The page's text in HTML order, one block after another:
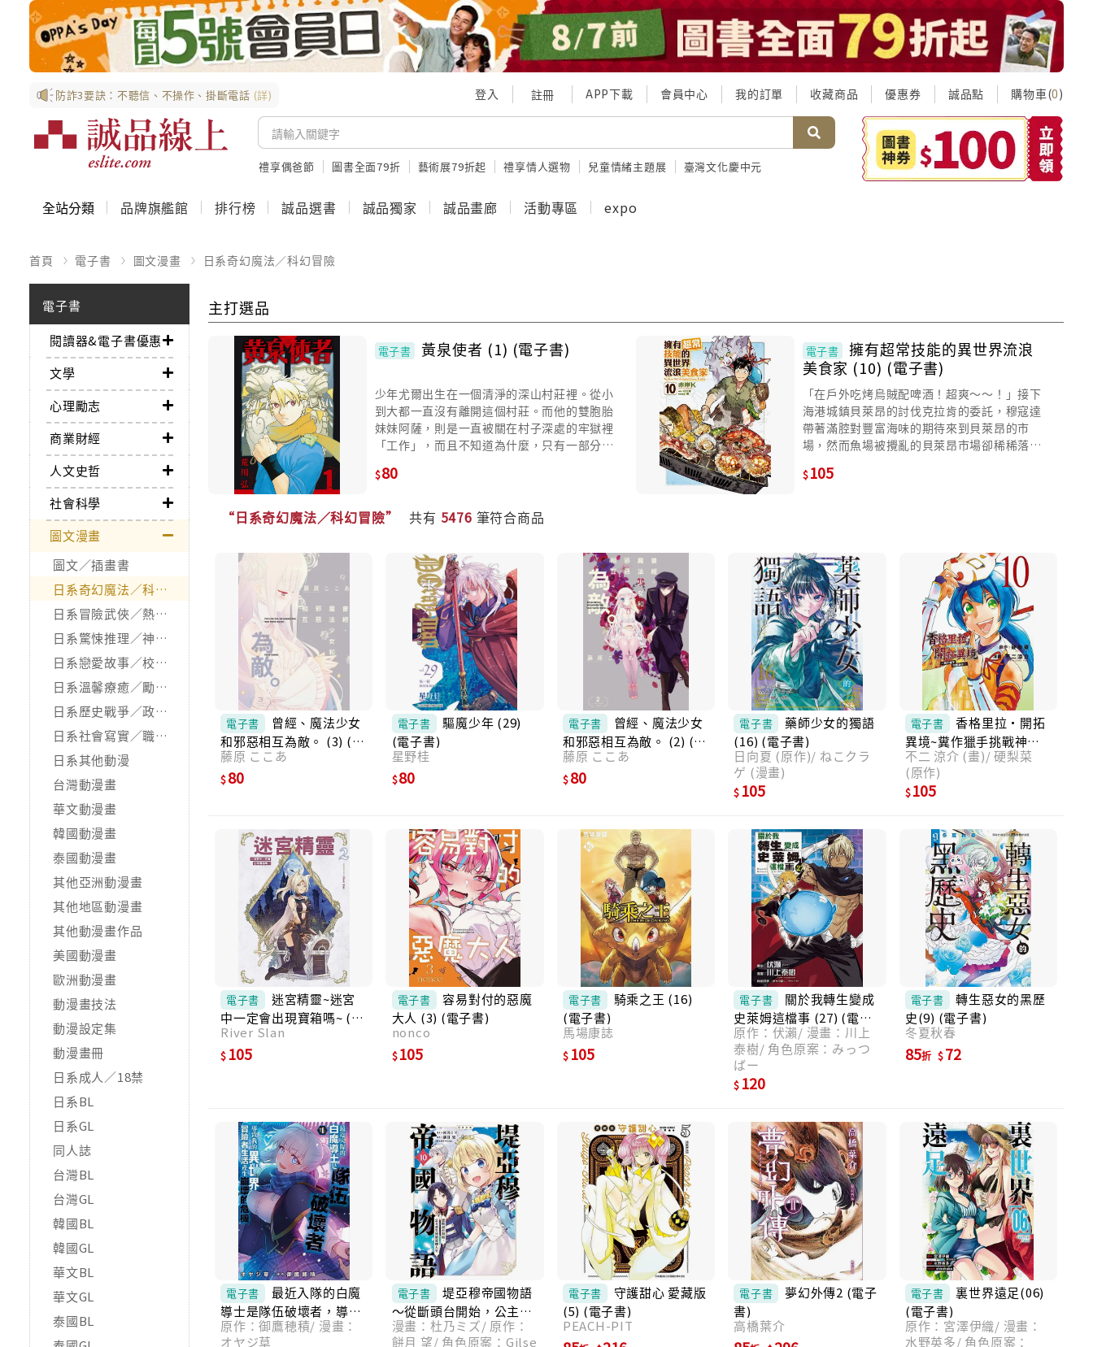
防詐3要訣：不聽信、不操作、掛斷電話 (詳) 登入 註冊 APP下載 會員中心 我的訂單 收藏商品 優惠券 誠品點 購物車(0)
禮享偶爸節 圖書全面79折 藝術展79折起 禮享情人選物 兒童情緒主題展 臺灣文化慶中元
全站分類 品牌旗艦館 排行榜 誠品選書 誠品獨家 誠品畫廊 活動專區 expo
首頁 電子書 圖文漫畫 日系奇幻魔法／科幻冒險
電子書
閱讀器&電子書優惠
文學
心理勵志
商業財經
人文史哲
社會科學
圖文漫畫
圖文／插畫書
日系奇幻魔法／科幻冒險
日系冒險武俠／熱血運動
日系驚悚推理／神怪靈異
日系戀愛故事／校園青春
日系溫馨療癒／勵志搞笑
日系歷史戰爭／政治宗教
日系社會寫實／職場職人
日系其他動漫
台灣動漫畫
華文動漫畫
韓國動漫畫
泰國動漫畫
其他亞洲動漫畫
其他地區動漫畫
其他動漫畫作品
美國動漫畫
歐洲動漫畫
動漫畫技法
動漫設定集
動漫畫冊
日系成人／18禁
日系BL
日系GL
同人誌
台灣BL
台灣GL
韓國BL
韓國GL
華文BL
華文GL
泰國BL
主打選品
電子書 黃泉使者 (1) (電子書)
少年尤爾出生在一個清淨的深山村莊裡。從小
到大都一直沒有離開這個村莊。而他的雙胞胎
妹妹阿薩，則是一直被關在村子深處的牢獄裡
「工作」，而且不知道為什麼，只有一部分的
到神祕人士的入侵，村民一一遭到殺害，帶頭
尤爾為兄長，甚至還說牢裡的阿薩是假的，前
來攻擊村莊的目的，就是要把尤爾帶走。在情
的左右大人應戰，而左右大人卻稱呼尤爾為
「主人」…
80
電子書
擁有超常技能的異世界流浪
美食家 (10) (電子書)
「在戶外吃烤烏賊配啤酒！超爽～～！」接下
海港城鎮貝萊昂的討伐克拉肯的委託，穆寇達
帶著滿腔對豐富海味的期待來到貝萊昂的市
場，然而魚場被攪亂的貝萊昂市場卻稀稀落
來到克拉肯出沒的海域，遇到的卻是…克拉肯
的歡慶開始…？肉當然好吃，魚也是很好吃
的！在這樣的氣氛下進行的豐漁祭！充分享受
海邊的異世界流浪譚第１０集！
105
“日系奇幻魔法／科幻冒險” 共有 5476 筆符合商品
電子書
曾經、魔法少女
和邪惡相互為敵。 (3) (電
子書)
藤原 ここあ
80
電子書
驅魔少年 (29)
(電子書)
星野桂
80
電子書
曾經、魔法少女
和邪惡相互為敵。 (2) (電
子書)
藤原 ここあ
80
電子書
藥師少女的獨語
(16) (電子書)
日向夏 (原作)/ ねこクラ
ゲ (漫畫)
105
電子書
香格里拉・開拓
異境~糞作獵手挑戰神作~
(10) (電子書)
不二 涼介 (畫)/ 硬梨菜
(原作)
105
電子書
迷宮精靈~迷宮
中一定會出現寶箱嗎~ (2)
(電子書)
River Slan
105
電子書
容易對付的惡魔
大人 (3) (電子書)
nonco
105
電子書
騎乘之王 (16)
(電子書)
馬場康誌
105
電子書
關於我轉生變成
史萊姆這檔事 (27) (電子
書)
原作：伏瀨/ 漫畫：川上
泰樹/ 角色原案：みっつ
ばー
120
電子書
轉生惡女的黑歷
史(9) (電子書)
冬夏秋春
85折 72
電子書
最近入隊的白魔
導士是隊伍破壞者，導致
我的異世界冒險者生活產
生崩壞的危機(04) (電子
原作：御鷹穂積/ 漫畫：
オヤジ草
電子書
堤亞穆帝國物語
～從斷頭台開始，公主重
生後的逆轉人生～＠漫畫
版(10) (電子書)
漫畫：杜乃ミズ/ 原作：
餅月 望/ 角色原案：Gilse
電子書
守護甜心 愛藏版
(5) (電子書)
PEACH-PIT
電子書
夢幻外傳2 (電子
書)
高橋葉介
電子書
裏世界遠足(06)
(電子書)
原作：宮澤伊織/ 漫畫：
水野英多/ 角色原案：